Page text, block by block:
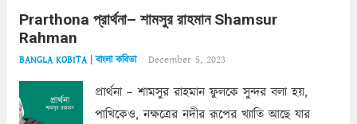
একান্ত জরুরি- নইলে একটি দেয়াল নিমেষেই ভীষণ
Prarthona প্রার্থনা– শামসুর রাহমান Shamsur
Rahman
BANGLA KOBITA | বাংলা কবিতা December 5, 2023
প্রার্থনা – শামসুর রাহমান ফুলকে সুন্দর বলা হয়,
পাখিকেও, নক্ষত্রের নদীর রূপের খ্যাতি আছে যার